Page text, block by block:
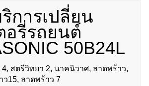
การเปลี่ยน
อรี่รถยนต์
50B24L
สตรีวิทยา 2, นาคนิวาศ, ลาดพร้าว,
ว15, ลาดพร้าว 7